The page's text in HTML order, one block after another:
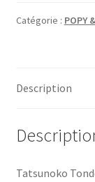
POPY-
Japan
Catégorie : POPY
Description
Tatsunoko